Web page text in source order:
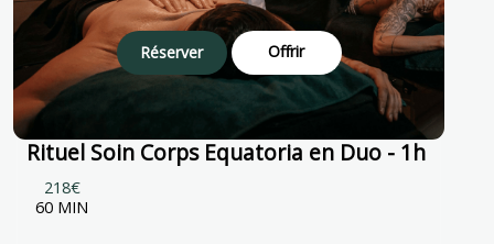
Réserver Offrir
Rituel Soin Corps Equatoria en Duo - 1h
218€
60 MIN